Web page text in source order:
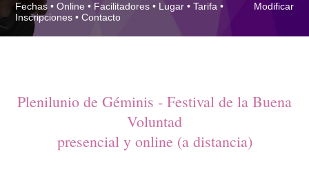
Modificar
Fechas•Online • Facilitadores • Lugar •Tarifa •
Inscripciones •Contacto
Plenilunio de Géminis - Festival de la Buena
Voluntad
presencial y online (a distancia)